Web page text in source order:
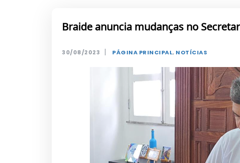
Braide anuncia mudanças no
30/08/2023 | PÁGINA PRINCIPAL, NOTÍCIAS